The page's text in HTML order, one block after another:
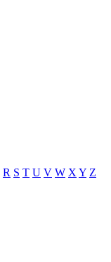
R S T U V W X Y Z